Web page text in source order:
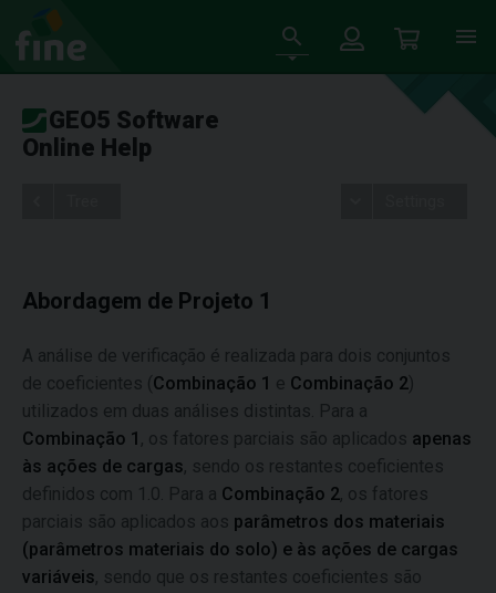
GEO5 Software
Online Help
Abordagem de Projeto 1
A análise de verificação é realizada para dois conjuntos
de coeficientes ( Combinação 1 e Combinação 2)
utilizados em duas análises distintas. Para a
Combinação 1 , os fatores parciais são aplicados apenas
às ações de cargas, sendo os restantes coeficientes
definidos com 1.0. Para a Combinação 2, os fatores
parciais são aplicados aos parâmetros dos materiais
(parâmetros materiais do solo) e às ações de cargas
variáveis, sendo que os restantes coeficientes são